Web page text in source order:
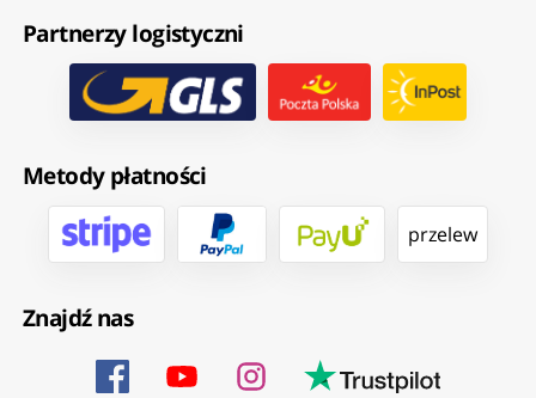
Partnerzy logistyczni
Metody płatności
przelew
Znajdź nas